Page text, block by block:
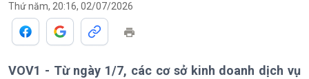
Thời sự 21h30
Thứ năm, 20:16, 02/07/2026
VOV1 - Từ ngày 1/7, các cơ sở kinh doanh dịch vụ